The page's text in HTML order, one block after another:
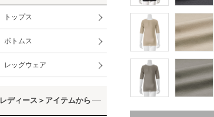
トップス
ボトムス
レッグウェア
レディース＞アイテムから